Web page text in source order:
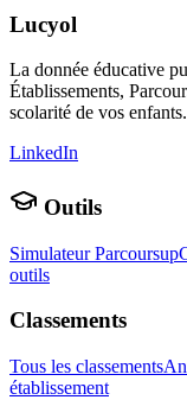
Lucyol
La donnée éducative
Établissements,
scolarité de vos enfants.
LinkedIn
Outils
Simulateur Parcoursup
outils
Classements
Tous les classements
établissement